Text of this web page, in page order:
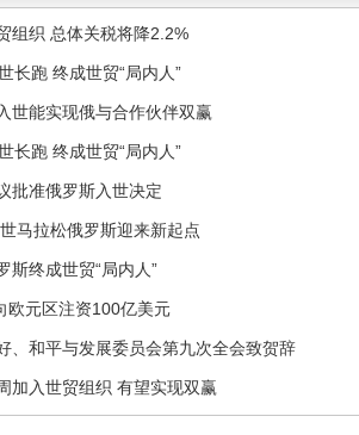
组织 总体关税将降2.2%
长跑 终成世贸“局内人”
世能实现俄与合作伙伴双赢
长跑 终成世贸“局内人”
批准俄罗斯入世决定
马拉松俄罗斯迎来新起点
斯终成世贸“局内人”
欧元区注资100亿美元
、和平与发展委员会第九次全会致贺辞
加入世贸组织 有望实现双赢